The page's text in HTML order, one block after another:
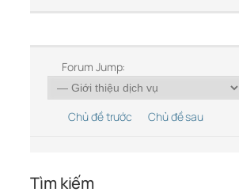
Forum Jump:
Chủ đề trước Chủ đề sau
Tìm kiếm